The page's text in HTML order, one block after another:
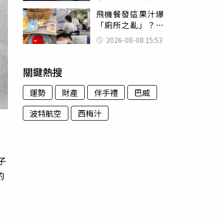
的好累
飛機餐發這果汁爆
「廁所之亂」？乘
客崩潰：差點丟大
臉 醫揭3類人別亂
2026-08-08 15:53
關鍵熱搜
運勢 財產 伴手禮
巴威
波特航空
西梅汁